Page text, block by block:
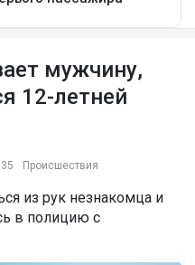
мужчину,
12-летней
Происшествия
из рук незнакомца и
в полицию с